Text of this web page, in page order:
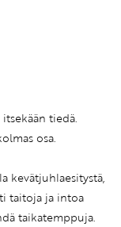
tiedä.
osa.
kevätjuhlaesitystä,
taitoja ja intoa
taikatemppuja.